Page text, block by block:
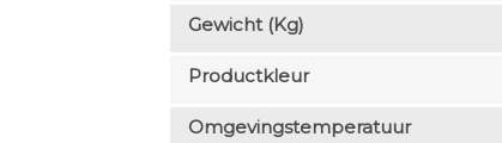
Gewicht (kg)
Productkleur
Omgevingstemperatuur